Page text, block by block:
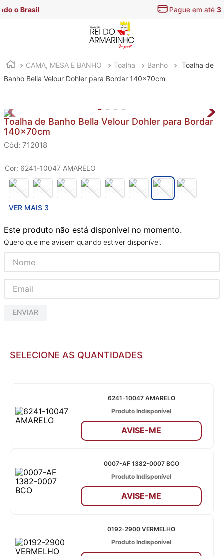
3x s/ juros
CAMA, MESA E BANHO Toalha Banho
Toalha de
Banho Bella Velour Dohler para Bordar 140x70cm
Toalha de Banho Bella Velour Dohler para Bordar
140x70cm
: 712018
Cor: 6241-10047 AMARELO
VER MAIS 3
Este produto não está disponível no momento
Quero que me avisem quando estiver disponível
ENVIAR
SELECIONE AS QUANTIDADES
6241-10047 AMARELO
Produto Indisponível
AVISE-ME
0007-AF 1382-0007 BCO
Produto Indisponível
AVISE-ME
0192-2900 VERMELHO
Produto Indisponível